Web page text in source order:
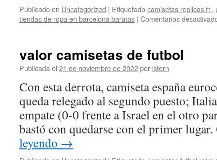
Publicado en Uncategorized | Etiquetadocamisetas replicas f1,
tiendas de ropa en barcelona baratas | Comentarios
valor camisetas de futbol
Publicada el 21 de noviembre de 2022por istern
Con esta derrota, camiseta españa
queda relegado al segundo puesto;
empate (0-0 frente a Israel en el otro
bastó con quedarse con el primer
leyendo →